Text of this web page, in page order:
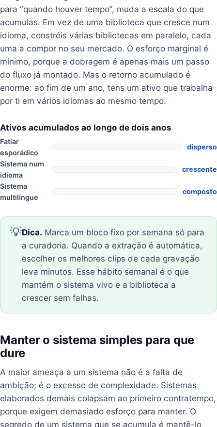
para “quando houver tempo”, muda a escala do que
acumulas. Em vez de uma biblioteca que cresce num
idioma, constróis várias bibliotecas em paralelo, cada
uma a compor no seu mercado. O esforço marginal é
mínimo, porque a dobragem é apenas mais um passo
do fluxo já montado. Mas o retorno acumulado é
enorme: ao fim de um ano, tens um ativo que trabalha
por ti em vários idiomas ao mesmo tempo.
Ativos acumulados ao longo de dois anos
Fatiar
esporádico
disperso
Sistema num
idioma
crescente
Sistema
multilíngue
composto
💡Dica. Marca um bloco fixo por semana só para
a curadoria. Quando a extração é automática,
escolher os melhores clips de cada gravação
leva minutos. Esse hábito semanal é o que
mantém o sistema vivo e a biblioteca a
crescer sem falhas.
Manter o sistema simples para que
dure
A maior ameaça a um sistema não é a falta de
ambição; é o excesso de complexidade. Sistemas
elaborados demais colapsam ao primeiro contratempo,
porque exigem demasiado esforço para manter. O
segredo de um sistema que se acumula é mantê-lo